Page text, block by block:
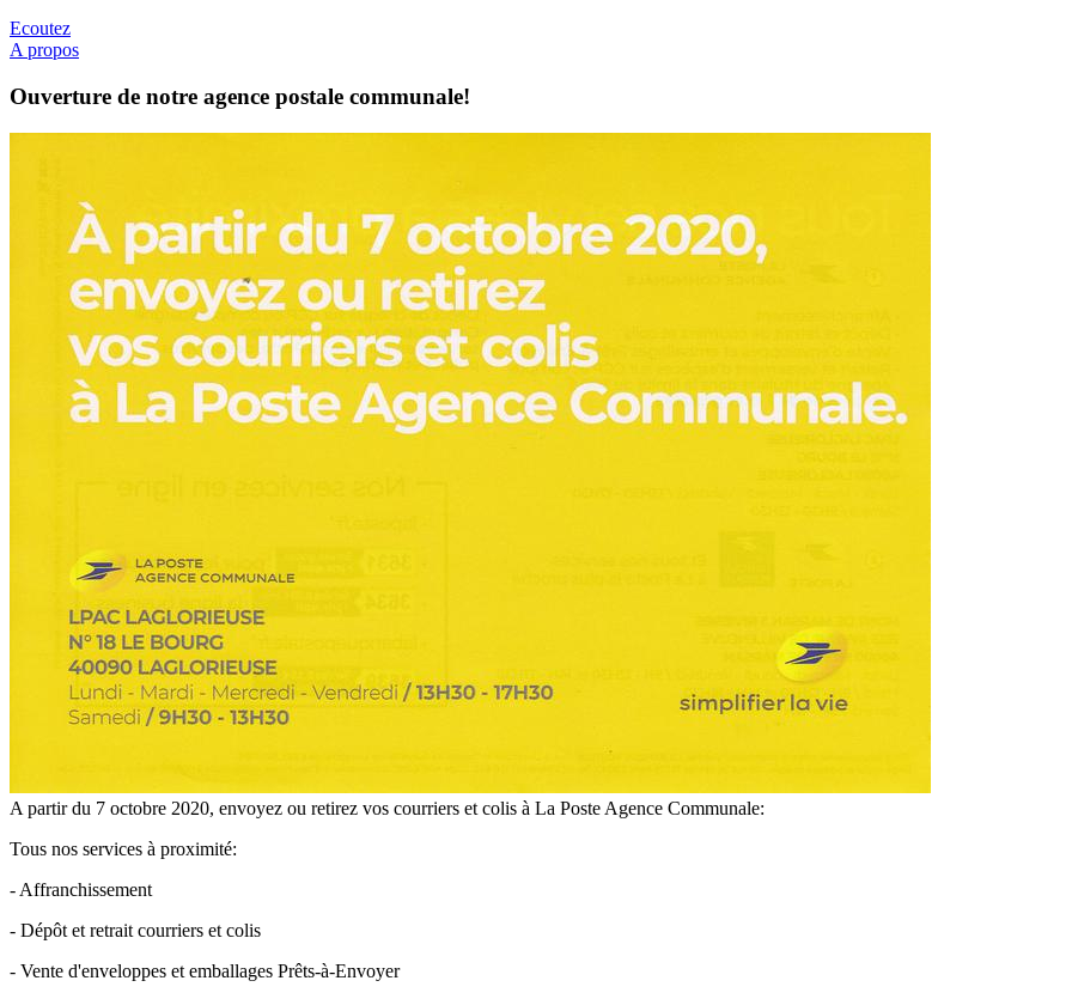
Ecoutez
A propos
Ouverture de notre agence postale communale!
A partir du 7 octobre 2020, envoyez ou retirez vos courriers et colis à La Poste Agence Communale:
Tous nos services à proximité:
- Affranchissement
- Dépôt et retrait courriers et colis
- Vente d'enveloppes et emballages Prêts-à-Envoyer